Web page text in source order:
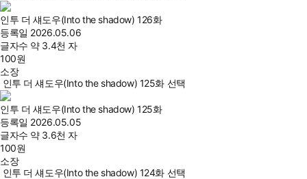
인투 더 섀도우(Into the shadow) 126화
등록일 2026.05.06
글자수 약 3.4천 자
100원
소장
인투 더 섀도우(Into the shadow) 125화 선택
인투 더 섀도우(Into the shadow) 125화
등록일 2026.05.05
글자수 약 3.6천 자
100원
소장
인투 더 섀도우(Into the shadow) 124화 선택